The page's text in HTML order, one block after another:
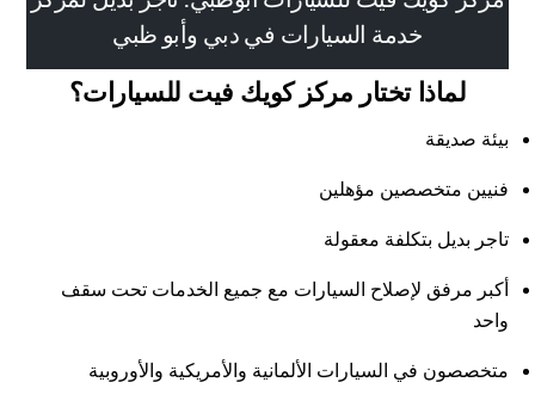
خدمة السيارات في دبي وأبو ظبي
لماذا تختار مركز كويك فيت للسيارات؟
بيئة صديقة
فنيين متخصصين مؤهلين
تاجر بديل بتكلفة معقولة
أكبر مرفق لإصلاح السيارات مع جميع الخدمات تحت سقف
واحد
متخصصون في السيارات الألمانية والأمريكية والأوروبية